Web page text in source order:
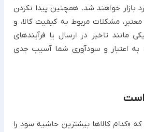
بازار خواهند شد. همچنین پیدا نکردن
مشکلات مربوط به کیفیت کالا، و
مانند تاخیر در ارسال یا فرآیندهای
به اعتبار و سودآوری شما آسیب جدی
«کدام کالاها بیشترین حاشیه سود را